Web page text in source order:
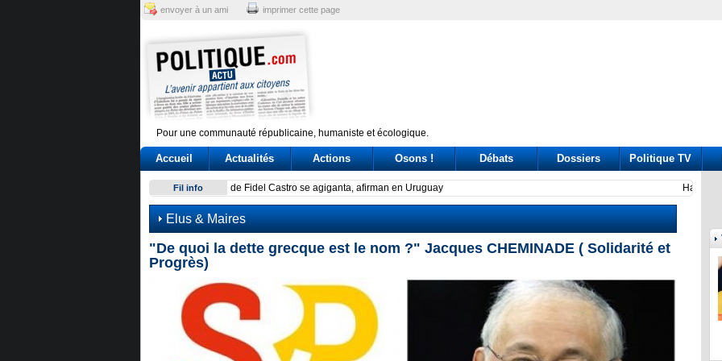
envoyer à un ami imprimer cette page
Pour une communauté républicaine, humaniste et écologique.
Accueil Actualités Actions Osons ! Débats Dossiers Politique TV
Fil info Have Tokyo and Seoul overcome their on-again, off-again dynamics?
Elus & Maires
"De quoi la dette grecque est le nom ?" Jacques CHEMINADE ( Solidarité et
Progrès)